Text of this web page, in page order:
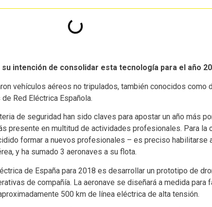
su intención de consolidar esta tecnología para el año
vehículos aéreos no tripulados, también conocidos como
Red Eléctrica Española.
de seguridad han sido claves para apostar un año más
presente en multitud de actividades profesionales. Para la
formar a nuevos profesionales – es preciso habilitarse
y ha sumado 3 aeronaves a su flota.
de España para 2018 es desarrollar un prototipo de
de compañía. La aeronave se diseñará a medida para
500 km de línea eléctrica de alta tensión.